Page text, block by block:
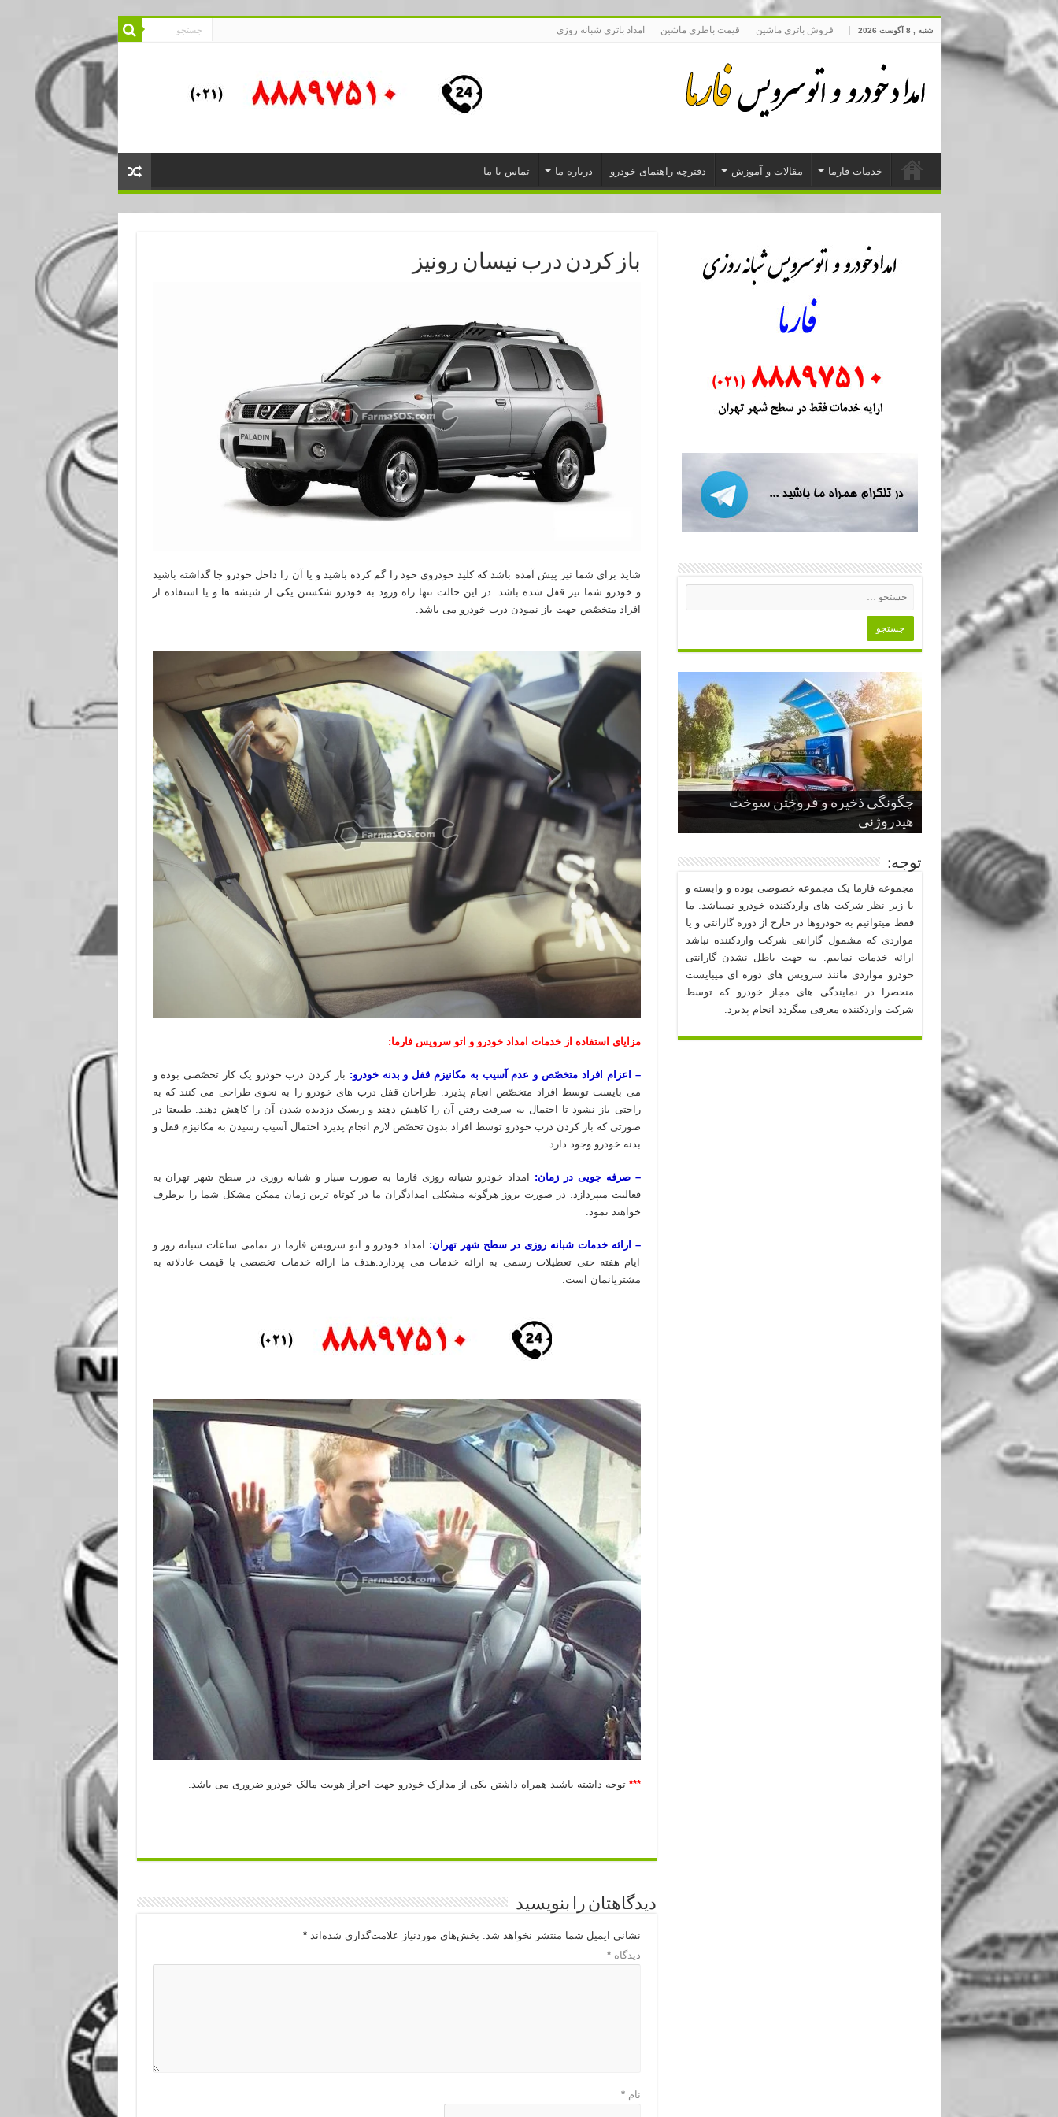
شنبه , 8 آگوست 2026 فروش باتری ماشین قیمت باطری ماشین امداد باتری شبانه روزی
خدمات فارما مقالات و آموزش دفترچه راهنمای خودرو درباره ما تماس با ما
باز کردن درب نیسان رونیز
شاید برای شما نیز پیش آمده باشد که کلید خودروی خود را گم کرده باشید و یا آن را داخل خودرو جا گذاشته باشید
و خودرو شما نیز قفل شده باشد. در این حالت تنها راه ورود به خودرو شکستن یکی از شیشه ها و یا استفاده از
افراد متخصّص جهت باز نمودن درب خودرو می باشد.
مزایای استفاده از خدمات امداد خودرو و اتو سرویس فارما:
– اعزام افراد متخصّص و عدم آسیب به مکانیزم قفل و بدنه خودرو: باز کردن درب خودرو یک کار تخصّصی بوده و
می بایست توسط افراد متخصّص انجام پذیرد. طراحان قفل درب های خودرو را به نحوی طراحی می کنند که به
راحتی باز نشود تا احتمال به سرقت رفتن آن را کاهش دهند و ریسک دزدیده شدن آن را کاهش دهند. طبیعتا در
صورتی که باز کردن درب خودرو توسط افراد بدون تخصّص لازم انجام پذیرد احتمال آسیب رسیدن به مکانیزم قفل و
بدنه خودرو وجود دارد.
– صرفه جویی در زمان: امداد خودرو شبانه روزی فارما به صورت سیار و شبانه روزی در سطح شهر تهران به
فعالیت میپردازد. در صورت بروز هرگونه مشکلی امدادگران ما در کوتاه ترین زمان ممکن مشکل شما را برطرف
خواهند نمود.
– ارائه خدمات شبانه روزی در سطح شهر تهران: امداد خودرو و اتو سرویس فارما در تمامی ساعات شبانه روز و
ایام هفته حتی تعطیلات رسمی به ارائه خدمات می پردازد.هدف ما ارائه خدمات تخصصی با قیمت عادلانه به
مشتریانمان است.
***توجه داشته باشید همراه داشتن یکی از مدارک خودرو جهت احراز هویت مالک خودرو ضروری می باشد.
دیدگاهتان را بنویسید
نشانی ایمیل شما منتشر نخواهد شد. بخش‌های موردنیاز علامت‌گذاری شده‌اند*
دیدگاه*
نام*
چگونگی ذخیره و فروختن سوخت
هیدروژنی
قدرتمندترین ماسل کارها یا خودروهای
عضلانی امریکایی
چرا نمک باعث خوردگی خودرو می شود؟
پنج کابین جذاب سال های اخیر صنعت
خودروسازی
از صفر تا صد طراحی خودرو قسمت
سوم
توجه:
مجموعه فارما یک مجموعه خصوصی بوده و وابسته و
یا زیر نظر شرکت های واردکننده خودرو نمیباشد. ما
فقط میتوانیم به خودروها در خارج از دوره گارانتی و یا
مواردی که مشمول گارانتی شرکت واردکننده نباشد
ارائه خدمات نماییم. به جهت باطل نشدن گارانتی
خودرو مواردی مانند سرویس های دوره ای میبایست
منحصرا در نمایندگی های مجاز خودرو که توسط
شرکت واردکننده معرفی میگردد انجام پذیرد.